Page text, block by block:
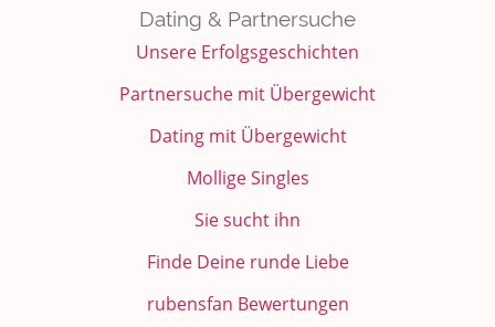
Anregungen und Support
Gewicht reduzieren
Dating & Partnersuche
Unsere Erfolgsgeschichten
Partnersuche mit Übergewicht
Dating mit Übergewicht
Mollige Singles
Sie sucht ihn
Finde Deine runde Liebe
rubensfan Bewertungen